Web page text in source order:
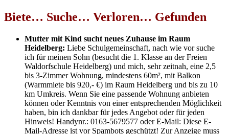
Biete… Suche… Verloren… Gefunden
Mutter mit Kind sucht neues Zuhause im Raum
Heidelberg: Liebe Schulgemeinschaft, nach wie vor suche
ich für meinen Sohn (besucht die 1. Klasse an der Freien
Waldorfschule Heidelberg) und mich, sehr zeitnah, eine 2,5
bis 3-Zimmer Wohnung, mindestens 60m², mit Balkon
(Warmmiete bis 920,- €) im Raum Heidelberg und bis zu 10
km Umkreis. Wenn Sie eine passende Wohnung anbieten
können oder Kenntnis von einer entsprechenden Möglichkeit
haben, bin ich dankbar für jedes Angebot oder für jeden
Hinweis! Handynr.: 0163-5679577 oder E-Mail: Diese E-
Mail-Adresse ist vor Spambots geschützt! Zur Anzeige muss